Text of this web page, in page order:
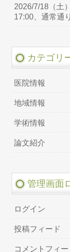
2026/7/18（土
17:00、通常通
カテゴリ
医院情報
地域情報
学術情報
論文紹介
管理画面
ログイン
投稿フィード
コメントフィー